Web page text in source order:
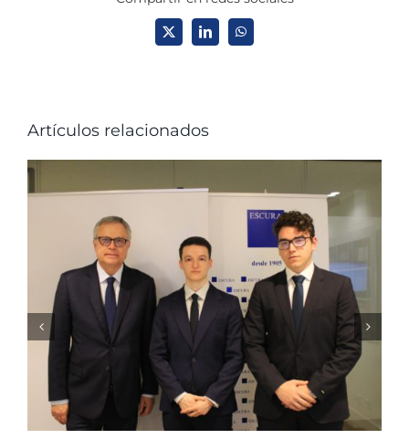
X LinkedInWhatsApp
Artículos relacionados